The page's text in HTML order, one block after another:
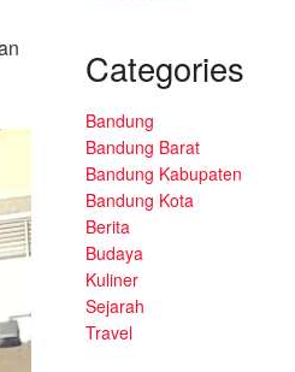
Categories
Bandung
Bandung Barat
Bandung Kabupaten
Bandung Kota
Berita
Budaya
Kuliner
Sejarah
Travel